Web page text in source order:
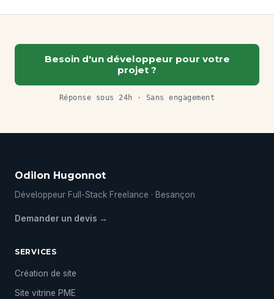
Besoin d'un développeur pour votre
projet ?
Réponse sous 24h · Sans engagement
Odilon Hugonnot
Développeur Full-Stack Freelance · Besançon
Demander un devis →
SERVICES
Création de site
Site vitrine PME